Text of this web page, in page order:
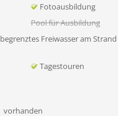
Fotoausbildung
Pool für Ausbildung
begrenztes Freiwasser am
Tagestouren
vorhanden